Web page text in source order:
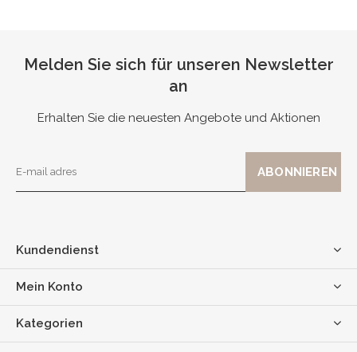
Melden Sie sich für unseren Newsletter
an
Erhalten Sie die neuesten Angebote und Aktionen
Kundendienst
Mein Konto
Kategorien